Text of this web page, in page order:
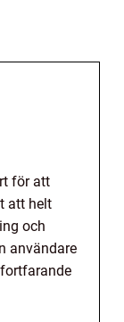
för att
att helt
och
användare